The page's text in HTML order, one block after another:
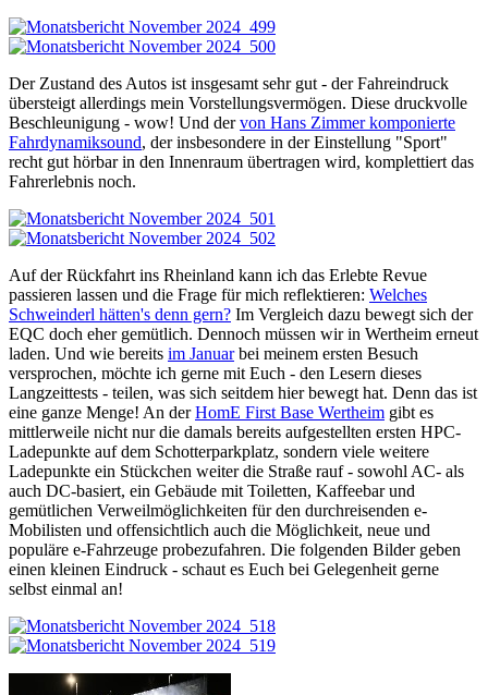
Der Zustand des Autos ist insgesamt sehr gut - der Fahreindruck
übersteigt allerdings mein Vorstellungsvermögen. Diese druckvolle
Beschleunigung - wow! Und dervon Hans Zimmer komponierte
Fahrdynamiksound, der insbesondere in der Einstellung "Sport"
recht gut hörbar in den Innenraum übertragen wird, komplettiert das
Fahrerlebnis noch.
Auf der Rückfahrt ins Rheinland kann ich das Erlebte Revue
passieren lassen und die Frage für mich reflektieren: Welches
Schweinderl hätten's denn gern? Im Vergleich dazu bewegt sich der
EQC doch eher gemütlich. Dennoch müssen wir in Wertheim erneut
laden. Und wie bereits im Januarbei meinem ersten Besuch
versprochen, möchte ich gerne mit Euch - den Lesern dieses
Langzeittests - teilen, was sich seitdem hier bewegt hat. Denn das ist
eine ganze Menge! An derHomE First Base Wertheim gibt es
mittlerweile nicht nur die damals bereits aufgestellten ersten HPC-
Ladepunkte auf dem Schotterparkplatz, sondern viele weitere
Ladepunkte ein Stückchen weiter die Straße rauf - sowohl AC- als
auch DC-basiert, ein Gebäude mit Toiletten, Kaffeebar und
gemütlichen Verweilmöglichkeiten für den durchreisenden e-
Mobilisten und offensichtlich auch die Möglichkeit, neue und
populäre e-Fahrzeuge probezufahren. Die folgenden Bilder geben
einen kleinen Eindruck - schaut es Euch bei Gelegenheit gerne
selbst einmal an!